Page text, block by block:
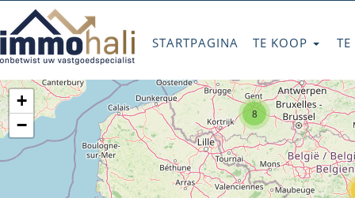
STARTPAGINA TE KOOP
8
+
−